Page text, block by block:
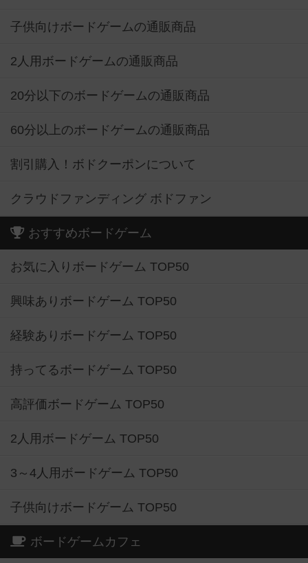
子供向けボードゲームの通販商品
2人用ボードゲームの通販商品
20分以下のボードゲームの通販商品
60分以上のボードゲームの通販商品
割引購入！ボドクーポンについて
クラウドファンディング ボドファン
おすすめボードゲーム
お気に入りボードゲーム TOP50
興味ありボードゲーム TOP50
経験ありボードゲーム TOP50
持ってるボードゲーム TOP50
高評価ボードゲーム TOP50
2人用ボードゲーム TOP50
3～4人用ボードゲーム TOP50
子供向けボードゲーム TOP50
ボードゲームカフェ